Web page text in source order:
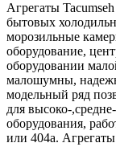
Агрегаты
бытовых
морозильные
оборудование,
оборудовании
малошумны,
модельный ряд
для высоко-
оборудования,
или 404a. Агрегаты